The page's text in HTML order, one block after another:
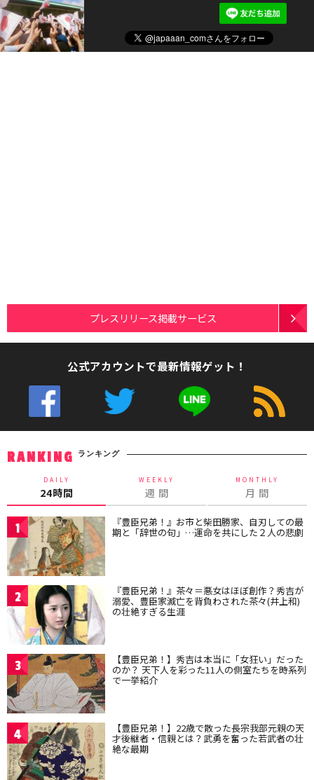
プレスリリース掲載サービス
公式アカウントで最新情報ゲット！
RANKING ランキング
DAILY
24時間
WEEKLY
週 間
MONTHLY
月 間
1 『豊臣兄弟！』お市と柴田勝家、自刃しての最
期と「辞世の句」…運命を共にした２人の悲劇
2 『豊臣兄弟！』茶々＝悪女はほぼ創作？秀吉が
溺愛、豊臣家滅亡を背負わされた茶々(井上和)
の壮絶すぎる生涯
3 【豊臣兄弟！】秀吉は本当に「女狂い」だった
のか？ 天下人を彩った11人の側室たちを時系列
で一挙紹介
4 【豊臣兄弟！】22歳で散った長宗我部元親の天
才後継者・信親とは？武勇を奮った若武者の壮
絶な最期